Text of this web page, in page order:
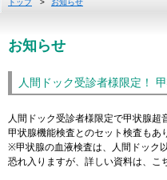
トップ> お知らせ
お知らせ
人間ドック受診者様限定！
人間ドック受診者様限定で甲状腺超
甲状腺機能検査とのセット検査もあ
※甲状腺の血液検査は、人間ドック
恐れ入りますが、詳しい資料は、こ